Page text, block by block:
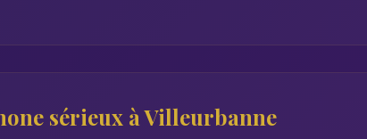
sérieux à Villeurbanne